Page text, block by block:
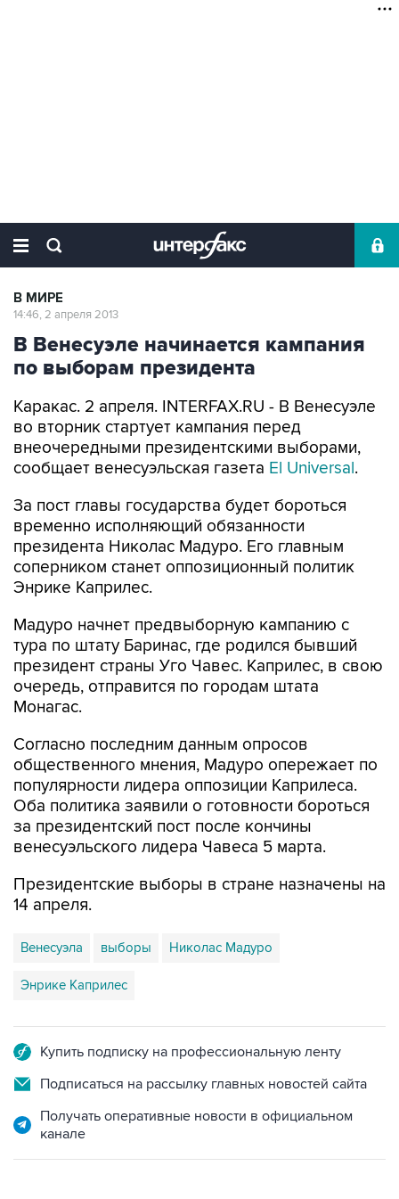
В МИРЕ
14:46, 2 апреля 2013
В Венесуэле начинается кампания
по выборам президента
Каракас. 2 апреля. INTERFAX.RU - В Венесуэле
во вторник стартует кампания перед
внеочередными президентскими выборами,
сообщает венесуэльская газета El Universal.
За пост главы государства будет бороться
временно исполняющий обязанности
президента Николас Мадуро. Его главным
соперником станет оппозиционный политик
Энрике Каприлес.
Мадуро начнет предвыборную кампанию с
тура по штату Баринас, где родился бывший
президент страны Уго Чавес. Каприлес, в свою
очередь, отправится по городам штата
Монагас.
Согласно последним данным опросов
общественного мнения, Мадуро опережает по
популярности лидера оппозиции Каприлеса.
Оба политика заявили о готовности бороться
за президентский пост после кончины
венесуэльского лидера Чавеса 5 марта.
Президентские выборы в стране назначены на
14 апреля.
Венесуэла выборы Николас Мадуро
Энрике Каприлес
Купить подписку на профессиональную ленту
Подписаться на рассылку главных новостей сайта
Получать оперативные новости в официальном
канале